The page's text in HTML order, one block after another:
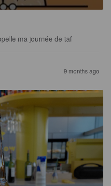
ma journée de taf
9 months ago